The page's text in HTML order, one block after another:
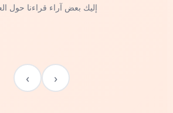
إليك بعض آراء قراءنا حول
‹
›